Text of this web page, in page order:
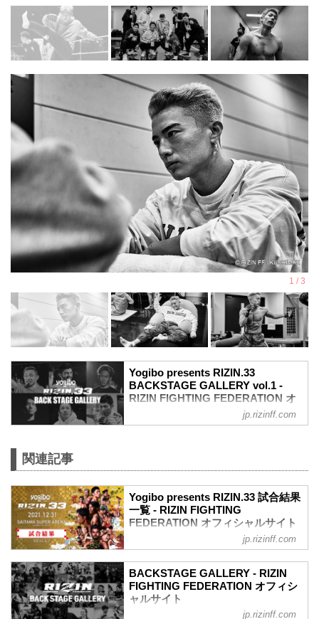
Yogibo presents RIZIN.33
BACKSTAGE GALLERY vol.1 -
RIZIN FIGHTING FEDERATION オ
第16試合 扇久保博正 vs. 朝倉海
扇久保博正4
朝倉海4
第15試合 ホベルト・サトシ・ソウザ vs.
矢地祐介
ホベルト・サトシ・ソウザ4
矢地祐介4
第14試合 斎藤裕 vs. 朝倉未来
朝倉未来4
斎藤裕4
第13試合 那須川天心 vs. 五味隆典
jp.rizinff.com
関連記事
Yogibo presents RIZIN.33 試合結果
一覧 - RIZIN FIGHTING
FEDERATION オフィシャルサイト
第16試合／RIZIN JAPAN GP2021 バンタ
博正
Full Fight | 朝倉海 vs. 扇久保博正 2 / Kai
Asakura vs. Hiromasa Ougikubo 2 -
jp.rizinff.com
BACKSTAGE GALLERY - RIZIN
FIGHTING FEDERATION オフィシ
ャルサイト
jp.rizinff.com